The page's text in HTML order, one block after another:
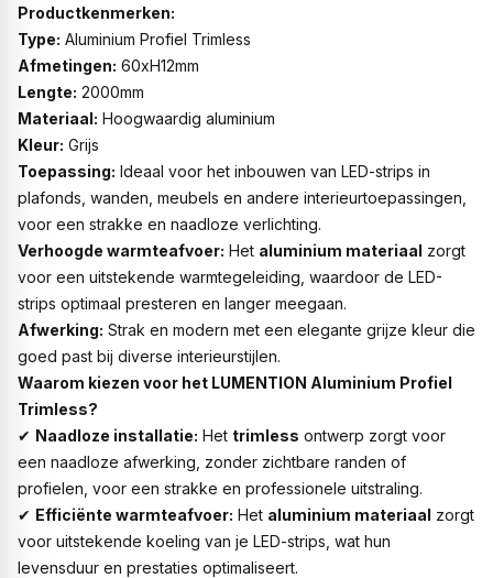
Productkenmerken:
Type: Aluminium Profiel Trimless
Afmetingen: 60xH12mm
Lengte: 2000mm
Materiaal: Hoogwaardig aluminium
Kleur: Grijs
Toepassing: Ideaal voor het inbouwen van LED-strips in
plafonds, wanden, meubels en andere interieurtoepassingen,
voor een strakke en naadloze verlichting.
Verhoogde warmteafvoer: Het aluminium materiaal zorgt
voor een uitstekende warmtegeleiding, waardoor de LED-
strips optimaal presteren en langer meegaan.
Afwerking: Strak en modern met een elegante grijze kleur die
goed past bij diverse interieurstijlen.
Waarom kiezen voor het LUMENTION Aluminium Profiel
Trimless?
✔ Naadloze installatie: Het trimless ontwerp zorgt voor
een naadloze afwerking, zonder zichtbare randen of
profielen, voor een strakke en professionele uitstraling.
✔ Efficiënte warmteafvoer: Het aluminium materiaal zorgt
voor uitstekende koeling van je LED-strips, wat hun
levensduur en prestaties optimaliseert.